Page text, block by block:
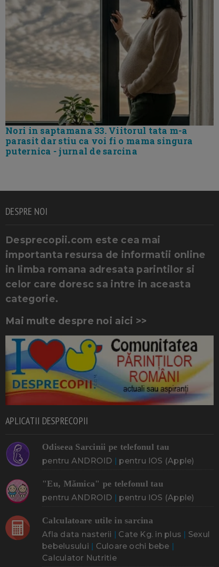
Nori in saptamana 33. Viitorul tata m-a
parasit dar stiu ca voi fi o mama singura
puternica - jurnal de sarcina
DESPRE NOI
Desprecopii.com este cea mai
importanta resursa de informatii online
in limba romana adresata parintilor si
celor care doresc sa intre in aceasta
categorie.
Mai multe despre noi aici >>
APLICATII DESPRECOPII
Odiseea Sarcinii pe telefonul tau
pentru ANDROID | pentru IOS (Apple)
"Eu, Mămica" pe telefonul tau
pentru ANDROID | pentru IOS (Apple)
Calculatoare utile in sarcina
Afla data nasterii | Cate Kg. in plus | Sexul
bebelusului | Culoare ochi bebe |
Calculator Nutritie